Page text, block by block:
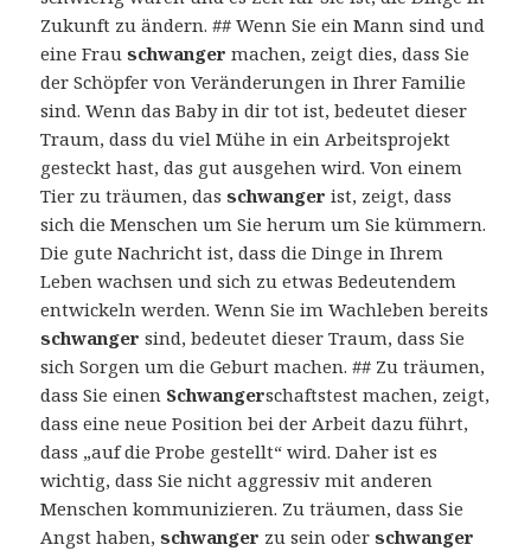
Zukunft zu ändern. ## Wenn Sie ein Mann sind und
eine Frauschwanger machen, zeigt dies, dass Sie
der Schöpfer von Veränderungen in Ihrer Familie
sind. Wenn das Baby in dir tot ist, bedeutet dieser
Traum, dass du viel Mühe in ein Arbeitsprojekt
gesteckt hast, das gut ausgehen wird. Von einem
Tier zu träumen, dasschwanger ist, zeigt, dass
sich die Menschen um Sie herum um Sie kümmern.
Die gute Nachricht ist, dass die Dinge in Ihrem
Leben wachsen und sich zu etwas Bedeutendem
entwickeln werden. Wenn Sie im Wachleben bereits
schwanger sind, bedeutet dieser Traum, dass Sie
sich Sorgen um die Geburt machen. ## Zu träumen,
dass Sie einen Schwangerschaftstest machen, zeigt,
dass eine neue Position bei der Arbeit dazu führt,
dass „auf die Probe gestellt“ wird. Daher ist es
wichtig, dass Sie nicht aggressiv mit anderen
Menschen kommunizieren. Zu träumen, dass Sie
Angst haben,schwanger zu sein oderschwanger